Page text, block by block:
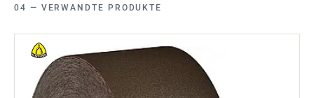
VERWANDTE PRODUKTE